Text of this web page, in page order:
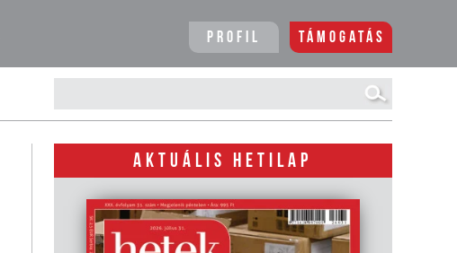
Profil Támogatás
AKTUÁLIS HETILAP